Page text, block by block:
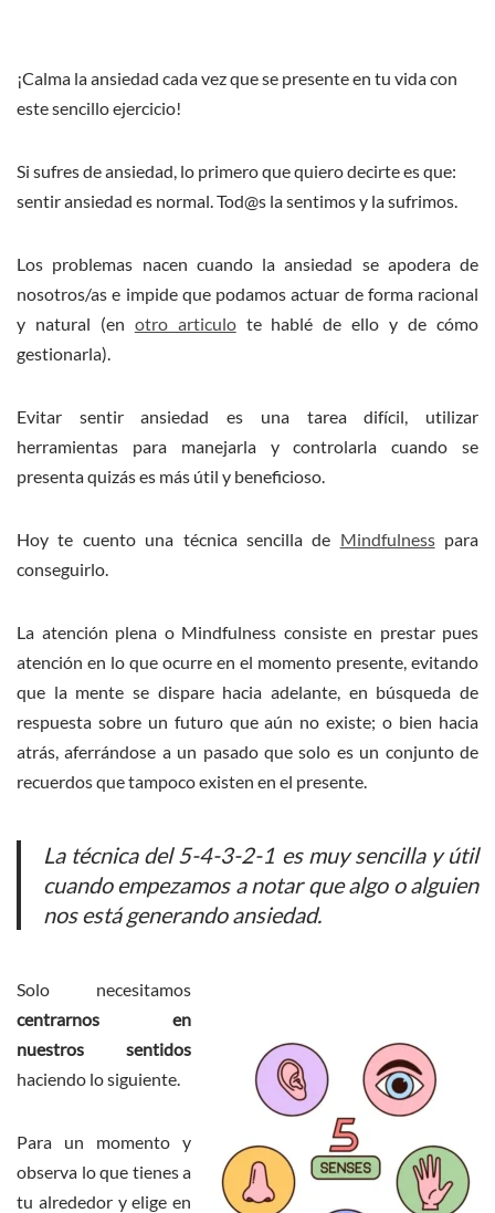
¡Calma la ansiedad cada vez que se presente en tu vida con
este sencillo ejercicio!
Si sufres de ansiedad, lo primero que quiero decirte es que:
sentir ansiedad es normal. Tod@s la sentimos y la sufrimos.
Los problemas nacen cuando la ansiedad se apodera de
nosotros/as e impide que podamos actuar de forma racional
y natural (en otro articulote hablé de ello y de cómo
gestionarla).
Evitar sentir ansiedad es una tarea difícil, utilizar
herramientas para manejarla y controlarla cuando se
presenta quizás es más útil y beneficioso.
Hoy te cuento una técnica sencilla de Mindfulnesspara
conseguirlo.
La atención plena o Mindfulness consiste en prestar pues
atención en lo que ocurre en el momento presente, evitando
que la mente se dispare hacia adelante, en búsqueda de
respuesta sobre un futuro que aún no existe; o bien hacia
atrás, aferrándose a un pasado que solo es un conjunto de
recuerdos que tampoco existen en el presente.
La técnica del 5-4-3-2-1 es muy sencilla y útil
cuando empezamos a notar que algo o alguien
nos está generando ansiedad.
Solo necesitamos
centrarnos en
nuestros sentidos
haciendo lo siguiente.
Para un momento y
observa lo que tienes a
tu alrededor y elige en